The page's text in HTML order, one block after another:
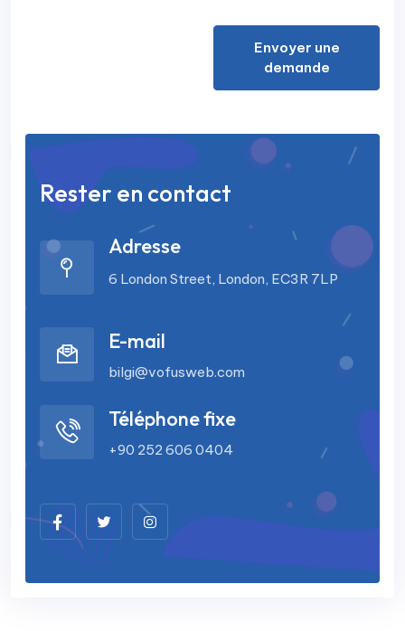
Envoyer une
demande
Rester en contact
Adresse
6 London Street, London, EC3R 7LP
E-mail
bilgi@vofusweb.com
Téléphone fixe
+90 252 606 0404